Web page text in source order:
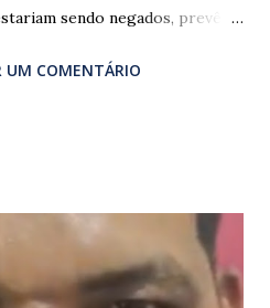
sendo negados, prevê o
​As interdições estão
07:00 da manhã e, segundo
a atenção das autoridades para
exigindo o
assistência aos trabalhadores
UM COMENTÁRIO